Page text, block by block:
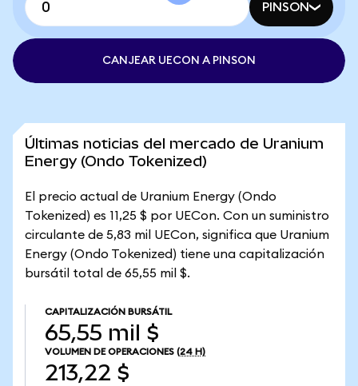
PINSON
CANJEAR UECON A PINSON
Últimas noticias del mercado de Uranium
Energy (Ondo Tokenized)
El precio actual de Uranium Energy (Ondo
Tokenized) es 11,25 $ por UECon. Con un suministro
circulante de 5,83 mil UECon, significa que Uranium
Energy (Ondo Tokenized) tiene una capitalización
bursátil total de 65,55 mil $.
CAPITALIZACIÓN BURSÁTIL
65,55 mil $
VOLUMEN DE OPERACIONES (24 H)
213,22 $